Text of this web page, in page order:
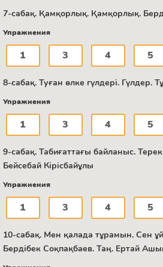
7-сабақ. Қамқорлық. Қамқорлық.
Упражнения
1 3 4 5
8-сабақ. Туған өлке гүлдері. Гүлдер.
Упражнения
1 3 4 5
9-сабақ. Табиғаттағы байланыс.
Бейсебай Кірісбайұлы
Упражнения
1 3 4 5
10-сабақ. Мен қалада тұрамын. Сен
Бердібек Соқпақбаев. Таң. Ертай